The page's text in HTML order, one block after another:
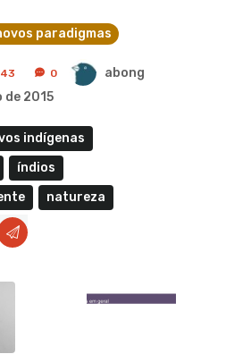
paradigmas
0
abong
de 2015
indígenas
índios
natureza